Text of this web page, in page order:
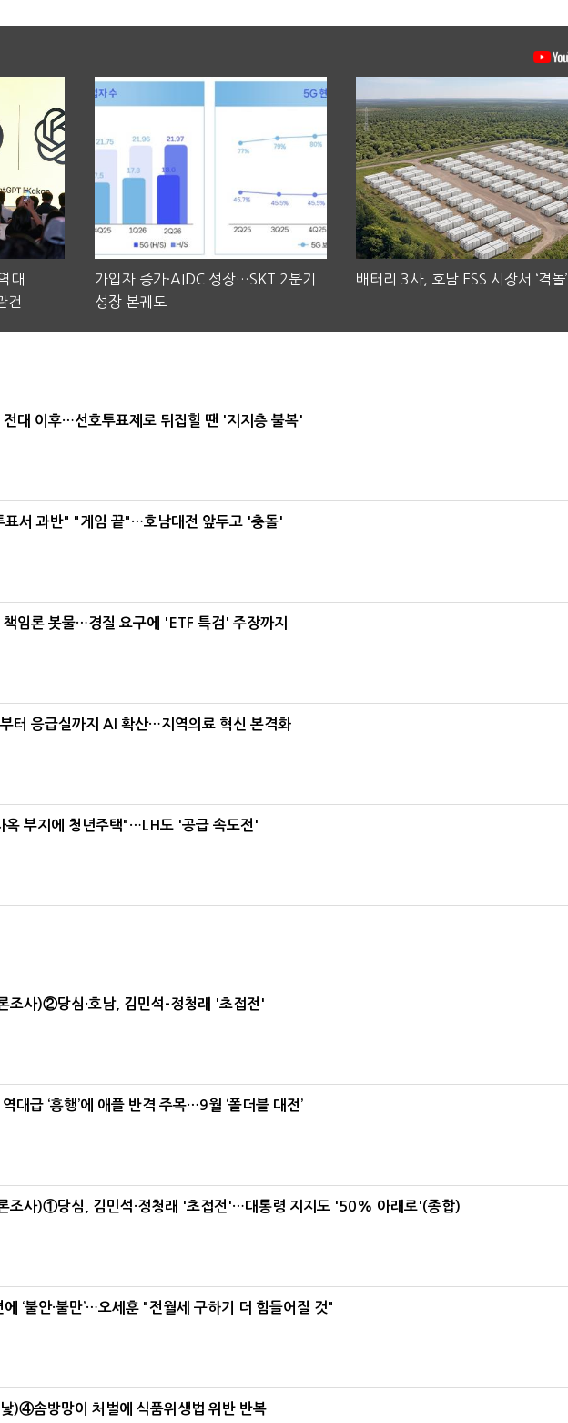
대
건
가입자 증가·AIDC 성장…SKT 2분기
성장 본궤도
배터리 3사, 호남 ESS 시장서 ‘격돌’
전대 이후…선호투표제로 뒤집힐 땐 '지지층 불복'
표서 과반" "게임 끝"…호남대전 앞두고 '충돌'
책임론 봇물…경질 요구에 'ETF 특검' 주장까지
터 응급실까지 AI 확산…지역의료 혁신 본격화
옥 부지에 청년주택"…LH도 '공급 속도전'
조사)②당심·호남, 김민석-정청래 '초접전'
대급 ‘흥행’에 애플 반격 주목…9월 ‘폴더블 대전’
조사)①당심, 김민석·정청래 '초접전'…대통령 지지도 '50% 아래로'(종합)
에 ‘불안·불만’…오세훈 "전월세 구하기 더 힘들어질 것"
)④솜방망이 처벌에 식품위생법 위반 반복